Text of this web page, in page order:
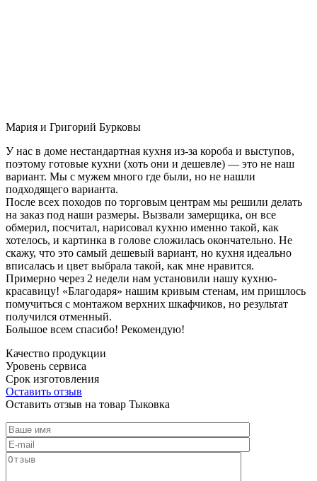
Мария и Григорий Бурковы
У нас в доме нестандартная кухня из-за короба и выступов,
поэтому готовые кухни (хоть они и дешевле) — это не наш
вариант. Мы с мужем много где были, но не нашли
подходящего варианта.
После всех походов по торговым центрам мы решили делать
на заказ под наши размеры. Вызвали замерщика, он все
обмерил, посчитал, нарисовал кухню именно такой, как
хотелось, и картинка в голове сложилась окончательно. Не
скажу, что это самый дешевый вариант, но кухня идеально
вписалась и цвет выбрала такой, как мне нравится.
Примерно через 2 недели нам установили нашу кухню-
красавицу! «Благодаря» нашим кривым стенам, им пришлось
помучиться с монтажом верхних шкафчиков, но результат
получился отменный.
Большое всем спасибо! Рекомендую!
Качество продукции
Уровень сервиса
Срок изготовления
Оставить отзыв
Оставить отзыв на товар Тыковка